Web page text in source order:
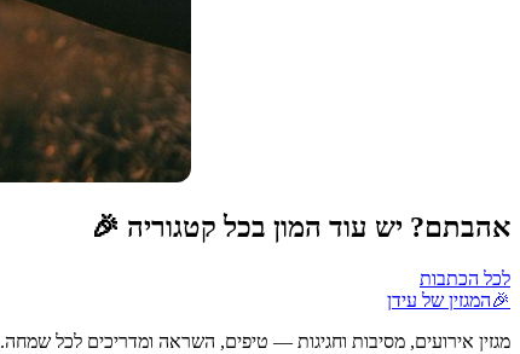
אהבתם? יש עוד המון בכל קטגוריה 🎉
לכל הכתבות
🎉המגזין של עידן
מגזין אירועים, מסיבות וחגיגות — טיפים, השראה ומדריכים לכל שמחה.